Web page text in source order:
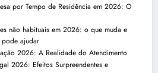
por Tempo de Residência em 2026: O
não habituais em 2026: o que muda e
ajudar
2026: A Realidade do Atendimento
2026: Efeitos Surpreendentes e